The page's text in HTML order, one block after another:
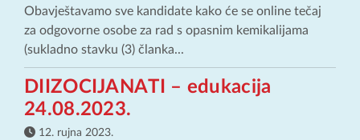
Obavještavamo sve kandidate kako će se online tečaj
za odgovorne osobe za rad s opasnim kemikalijama
(sukladno stavku (3) članka...
DIIZOCIJANATI – edukacija
24.08.2023.
12. rujna 2023.